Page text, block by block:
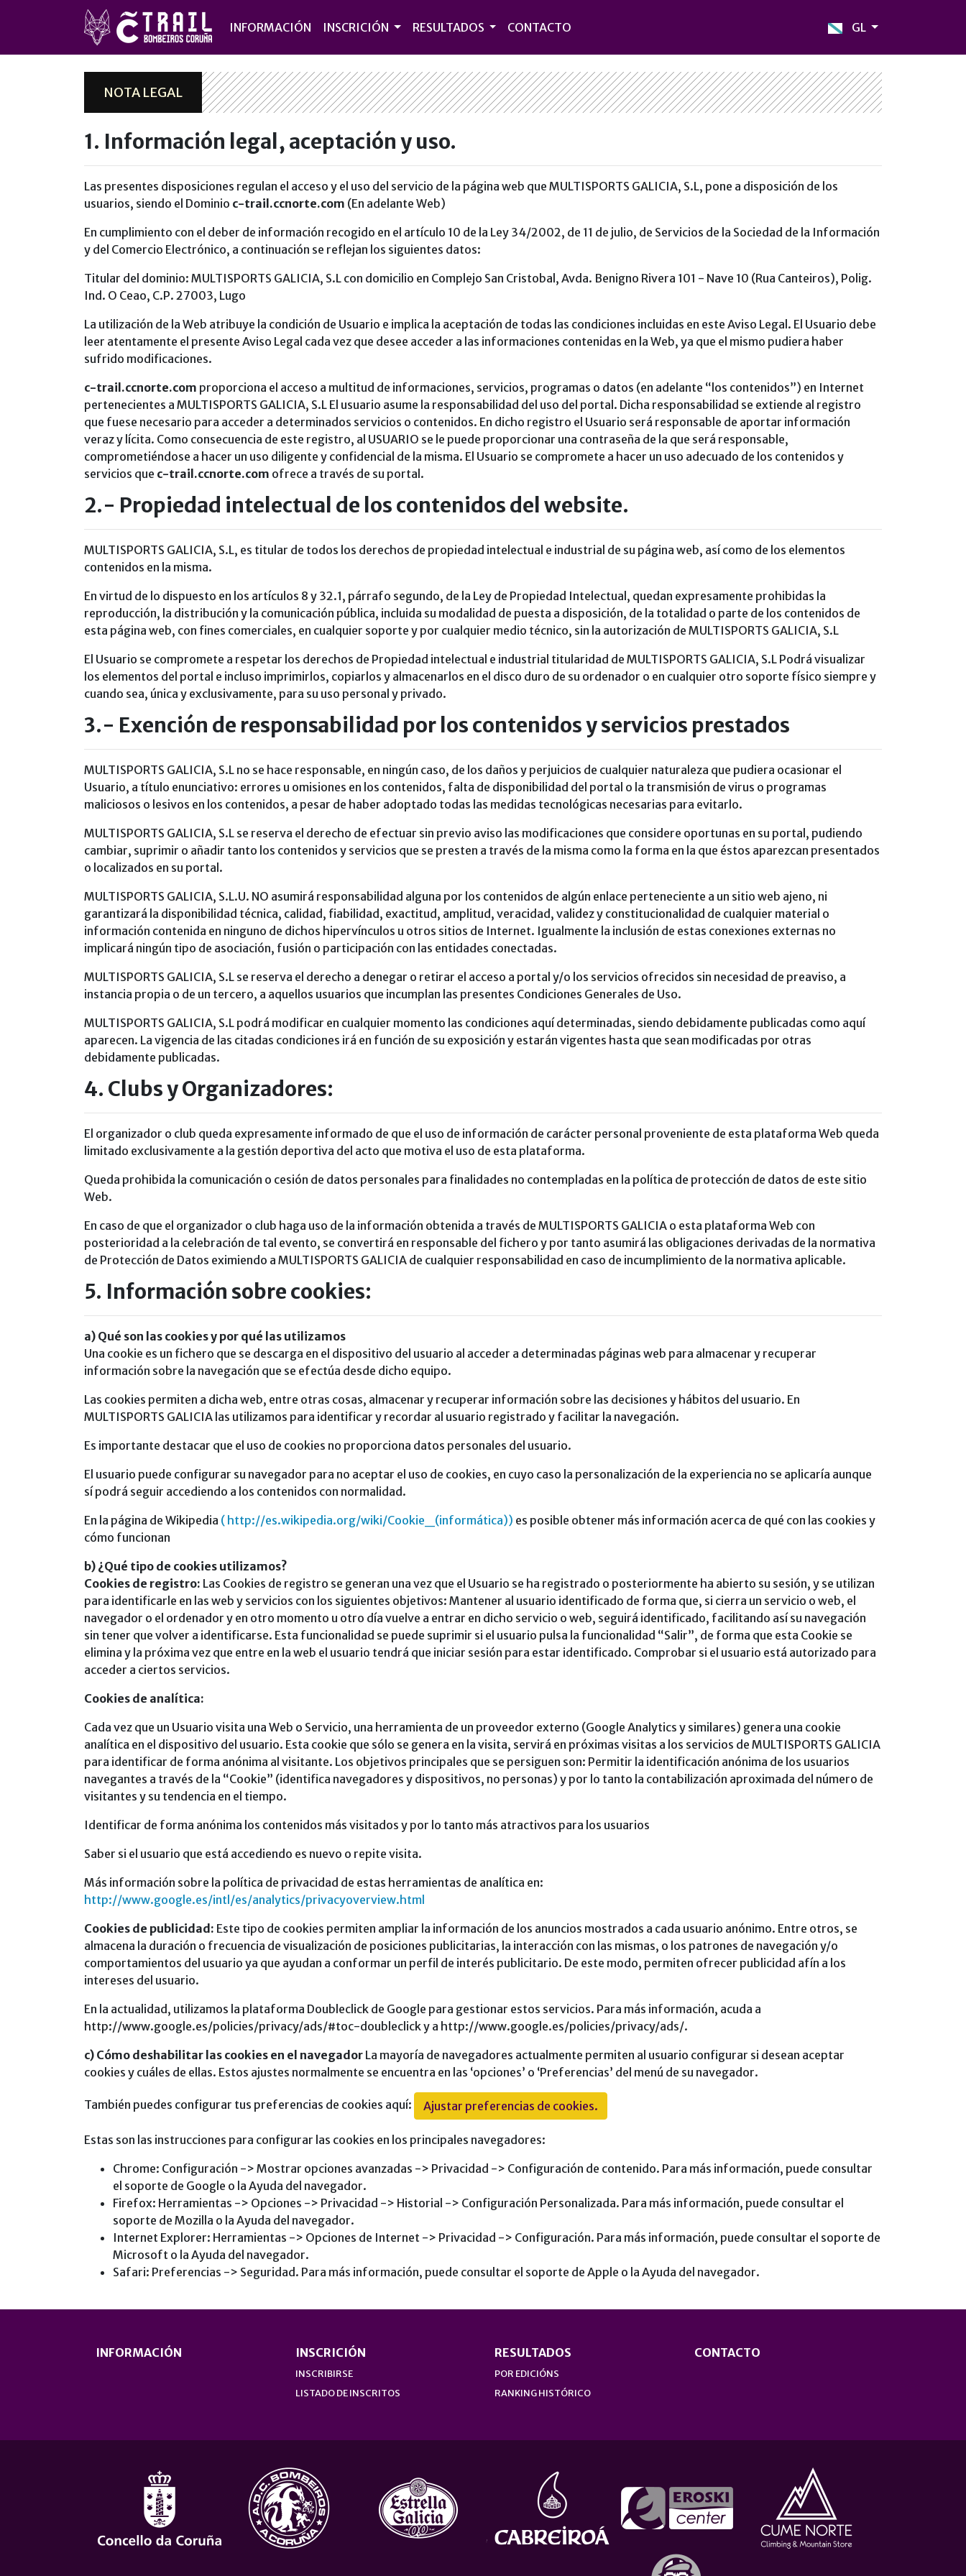
INFORMACIÓN INSCRICIÓN RESULTADOS CONTACTO GL
NOTA LEGAL
1. Información legal, aceptación y uso.
Las presentes disposiciones regulan el acceso y el uso del servicio de la página web que MULTISPORTS GALICIA, S.L, pone a disposición de los
usuarios, siendo el Dominio c-trail.ccnorte.com (En adelante Web)
En cumplimiento con el deber de información recogido en el artículo 10 de la Ley 34/2002, de 11 de julio, de Servicios de la Sociedad de la Información
y del Comercio Electrónico, a continuación se reflejan los siguientes datos:
Titular del dominio: MULTISPORTS GALICIA, S.L con domicilio en Complejo San Cristobal, Avda. Benigno Rivera 101 - Nave 10 (Rua Canteiros), Polig.
Ind. O Ceao, C.P. 27003, Lugo
La utilización de la Web atribuye la condición de Usuario e implica la aceptación de todas las condiciones incluidas en este Aviso Legal. El Usuario debe
leer atentamente el presente Aviso Legal cada vez que desee acceder a las informaciones contenidas en la Web, ya que el mismo pudiera haber
sufrido modificaciones.
c-trail.ccnorte.com proporciona el acceso a multitud de informaciones, servicios, programas o datos (en adelante “los contenidos”) en Internet
pertenecientes a MULTISPORTS GALICIA, S.L El usuario asume la responsabilidad del uso del portal. Dicha responsabilidad se extiende al registro
que fuese necesario para acceder a determinados servicios o contenidos. En dicho registro el Usuario será responsable de aportar información
veraz y lícita. Como consecuencia de este registro, al USUARIO se le puede proporcionar una contraseña de la que será responsable,
comprometiéndose a hacer un uso diligente y confidencial de la misma. El Usuario se compromete a hacer un uso adecuado de los contenidos y
servicios que c-trail.ccnorte.com ofrece a través de su portal.
2.- Propiedad intelectual de los contenidos del website.
MULTISPORTS GALICIA, S.L, es titular de todos los derechos de propiedad intelectual e industrial de su página web, así como de los elementos
contenidos en la misma.
En virtud de lo dispuesto en los artículos 8 y 32.1, párrafo segundo, de la Ley de Propiedad Intelectual, quedan expresamente prohibidas la
reproducción, la distribución y la comunicación pública, incluida su modalidad de puesta a disposición, de la totalidad o parte de los contenidos de
esta página web, con fines comerciales, en cualquier soporte y por cualquier medio técnico, sin la autorización de MULTISPORTS GALICIA, S.L
El Usuario se compromete a respetar los derechos de Propiedad intelectual e industrial titularidad de MULTISPORTS GALICIA, S.L Podrá visualizar
los elementos del portal e incluso imprimirlos, copiarlos y almacenarlos en el disco duro de su ordenador o en cualquier otro soporte físico siempre y
cuando sea, única y exclusivamente, para su uso personal y privado.
3.- Exención de responsabilidad por los contenidos y servicios prestados
MULTISPORTS GALICIA, S.L no se hace responsable, en ningún caso, de los daños y perjuicios de cualquier naturaleza que pudiera ocasionar el
Usuario, a título enunciativo: errores u omisiones en los contenidos, falta de disponibilidad del portal o la transmisión de virus o programas
maliciosos o lesivos en los contenidos, a pesar de haber adoptado todas las medidas tecnológicas necesarias para evitarlo.
MULTISPORTS GALICIA, S.L se reserva el derecho de efectuar sin previo aviso las modificaciones que considere oportunas en su portal, pudiendo
cambiar, suprimir o añadir tanto los contenidos y servicios que se presten a través de la misma como la forma en la que éstos aparezcan presentados
o localizados en su portal.
MULTISPORTS GALICIA, S.L.U. NO asumirá responsabilidad alguna por los contenidos de algún enlace perteneciente a un sitio web ajeno, ni
garantizará la disponibilidad técnica, calidad, fiabilidad, exactitud, amplitud, veracidad, validez y constitucionalidad de cualquier material o
información contenida en ninguno de dichos hipervínculos u otros sitios de Internet. Igualmente la inclusión de estas conexiones externas no
implicará ningún tipo de asociación, fusión o participación con las entidades conectadas.
MULTISPORTS GALICIA, S.L se reserva el derecho a denegar o retirar el acceso a portal y/o los servicios ofrecidos sin necesidad de preaviso, a
instancia propia o de un tercero, a aquellos usuarios que incumplan las presentes Condiciones Generales de Uso.
MULTISPORTS GALICIA, S.L podrá modificar en cualquier momento las condiciones aquí determinadas, siendo debidamente publicadas como aquí
aparecen. La vigencia de las citadas condiciones irá en función de su exposición y estarán vigentes hasta que sean modificadas por otras
debidamente publicadas.
4. Clubs y Organizadores:
El organizador o club queda expresamente informado de que el uso de información de carácter personal proveniente de esta plataforma Web queda
limitado exclusivamente a la gestión deportiva del acto que motiva el uso de esta plataforma.
Queda prohibida la comunicación o cesión de datos personales para finalidades no contempladas en la política de protección de datos de este sitio
Web.
En caso de que el organizador o club haga uso de la información obtenida a través de MULTISPORTS GALICIA o esta plataforma Web con
posterioridad a la celebración de tal evento, se convertirá en responsable del fichero y por tanto asumirá las obligaciones derivadas de la normativa
de Protección de Datos eximiendo a MULTISPORTS GALICIA de cualquier responsabilidad en caso de incumplimiento de la normativa aplicable.
5. Información sobre cookies:
a) Qué son las cookies y por qué las utilizamos
Una cookie es un fichero que se descarga en el dispositivo del usuario al acceder a determinadas páginas web para almacenar y recuperar
información sobre la navegación que se efectúa desde dicho equipo.
Las cookies permiten a dicha web, entre otras cosas, almacenar y recuperar información sobre las decisiones y hábitos del usuario. En
MULTISPORTS GALICIA las utilizamos para identificar y recordar al usuario registrado y facilitar la navegación.
Es importante destacar que el uso de cookies no proporciona datos personales del usuario.
El usuario puede configurar su navegador para no aceptar el uso de cookies, en cuyo caso la personalización de la experiencia no se aplicaría aunque
sí podrá seguir accediendo a los contenidos con normalidad.
En la página de Wikipedia ( http://es.wikipedia.org/wiki/Cookie_(informática)) es posible obtener más información acerca de qué con las cookies y
cómo funcionan
b) ¿Qué tipo de cookies utilizamos?
Cookies de registro: Las Cookies de registro se generan una vez que el Usuario se ha registrado o posteriormente ha abierto su sesión, y se utilizan
para identificarle en las web y servicios con los siguientes objetivos: Mantener al usuario identificado de forma que, si cierra un servicio o web, el
navegador o el ordenador y en otro momento u otro día vuelve a entrar en dicho servicio o web, seguirá identificado, facilitando así su navegación
sin tener que volver a identificarse. Esta funcionalidad se puede suprimir si el usuario pulsa la funcionalidad “Salir”, de forma que esta Cookie se
elimina y la próxima vez que entre en la web el usuario tendrá que iniciar sesión para estar identificado. Comprobar si el usuario está autorizado para
acceder a ciertos servicios.
Cookies de analítica:
Cada vez que un Usuario visita una Web o Servicio, una herramienta de un proveedor externo (Google Analytics y similares) genera una cookie
analítica en el dispositivo del usuario. Esta cookie que sólo se genera en la visita, servirá en próximas visitas a los servicios de MULTISPORTS GALICIA
para identificar de forma anónima al visitante. Los objetivos principales que se persiguen son: Permitir la identificación anónima de los usuarios
navegantes a través de la “Cookie” (identifica navegadores y dispositivos, no personas) y por lo tanto la contabilización aproximada del número de
visitantes y su tendencia en el tiempo.
Identificar de forma anónima los contenidos más visitados y por lo tanto más atractivos para los usuarios
Saber si el usuario que está accediendo es nuevo o repite visita.
Más información sobre la política de privacidad de estas herramientas de analítica en:
http://www.google.es/intl/es/analytics/privacyoverview.html
Cookies de publicidad: Este tipo de cookies permiten ampliar la información de los anuncios mostrados a cada usuario anónimo. Entre otros, se
almacena la duración o frecuencia de visualización de posiciones publicitarias, la interacción con las mismas, o los patrones de navegación y/o
comportamientos del usuario ya que ayudan a conformar un perfil de interés publicitario. De este modo, permiten ofrecer publicidad afín a los
intereses del usuario.
En la actualidad, utilizamos la plataforma Doubleclick de Google para gestionar estos servicios. Para más información, acuda a
http://www.google.es/policies/privacy/ads/#toc-doubleclick y a http://www.google.es/policies/privacy/ads/.
c) Cómo deshabilitar las cookies en el navegador La mayoría de navegadores actualmente permiten al usuario configurar si desean aceptar
cookies y cuáles de ellas. Estos ajustes normalmente se encuentra en las ‘opciones’ o ‘Preferencias’ del menú de su navegador.
También puedes configurar tus preferencias de cookies aquí: Ajustar preferencias de cookies.
Estas son las instrucciones para configurar las cookies en los principales navegadores:
Chrome: Configuración -> Mostrar opciones avanzadas -> Privacidad -> Configuración de contenido. Para más información, puede consultar
el soporte de Google o la Ayuda del navegador.
Firefox: Herramientas -> Opciones -> Privacidad -> Historial -> Configuración Personalizada. Para más información, puede consultar el
soporte de Mozilla o la Ayuda del navegador.
Internet Explorer: Herramientas -> Opciones de Internet -> Privacidad -> Configuración. Para más información, puede consultar el soporte de
Microsoft o la Ayuda del navegador.
Safari: Preferencias -> Seguridad. Para más información, puede consultar el soporte de Apple o la Ayuda del navegador.
INFORMACIÓN INSCRICIÓN
INSCRIBIRSE
LISTADO DE INSCRITOS
RESULTADOS
POR EDICIÓNS
RANKING HISTÓRICO
CONTACTO